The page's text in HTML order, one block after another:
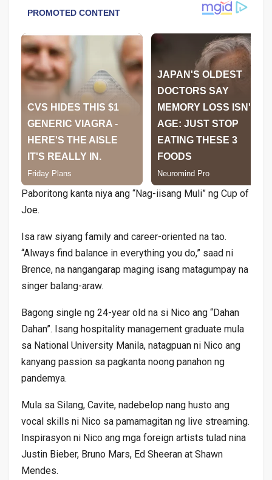
Paboritong kanta niya ang “Nag-iisang Muli” ng Cup of
Joe.
Isa raw siyang family and career-oriented na tao.
“Always find balance in everything you do,” saad ni
Brence, na nangangarap maging isang matagumpay na
singer balang-araw.
Bagong single ng 24-year old na si Nico ang “Dahan
Dahan”. Isang hospitality management graduate mula
sa National University Manila, natagpuan ni Nico ang
kanyang passion sa pagkanta noong panahon ng
pandemya.
Mula sa Silang, Cavite, nadebelop nang husto ang
vocal skills ni Nico sa pamamagitan ng live streaming.
Inspirasyon ni Nico ang mga foreign artists tulad nina
Justin Bieber, Bruno Mars, Ed Sheeran at Shawn
Mendes.